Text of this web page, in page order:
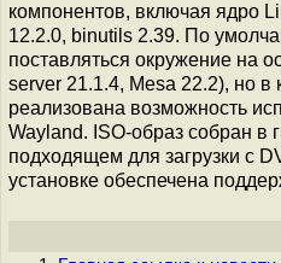
компонентов, включая ядро
12.2.0, binutils 2.39. По
поставляться окружение на
server 21.1.4, Mesa 22.2), но в
реализована возможность
Wayland. ISO-образ собран в
подходящем для загрузки с
установке обеспечена